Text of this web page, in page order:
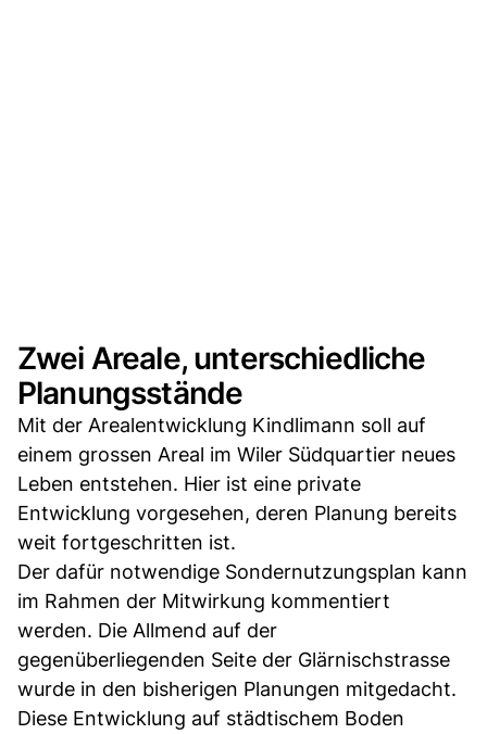
Zwei Areale, unterschiedliche
Planungsstände
Mit der Arealentwicklung Kindlimann soll auf
einem grossen Areal im Wiler Südquartier neues
Leben entstehen. Hier ist eine private
Entwicklung vorgesehen, deren Planung bereits
weit fortgeschritten ist.
Der dafür notwendige Sondernutzungsplan kann
im Rahmen der Mitwirkung kommentiert
werden. Die Allmend auf der
gegenüberliegenden Seite der Glärnischstrasse
wurde in den bisherigen Planungen mitgedacht.
Diese Entwicklung auf städtischem Boden